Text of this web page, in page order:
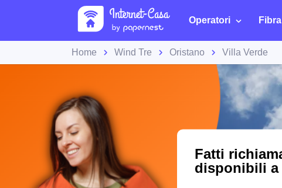
Operatori Fibra
Home Wind Tre Oristano Villa Verde